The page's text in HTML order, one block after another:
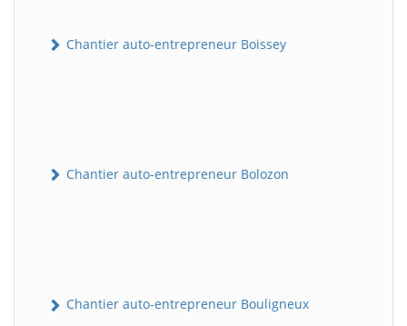
Chantier auto-entrepreneur Boissey
Chantier auto-entrepreneur Bolozon
Chantier auto-entrepreneur Bouligneux